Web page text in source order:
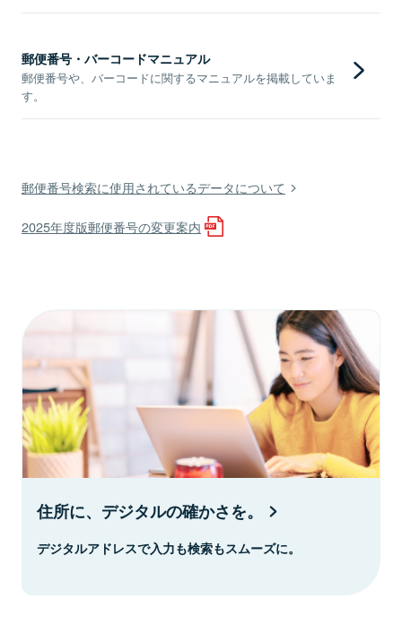
郵便番号・バーコードマニュアル
郵便番号や、バーコードに関するマニュアルを掲載していま
す。
郵便番号検索に使用されているデータについて
2025年度版郵便番号の変更案内
住所に、デジタルの確かさを。
デジタルアドレスで入力も検索もスムーズに。